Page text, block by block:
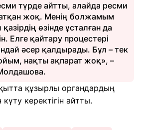
түрде айтты, алайда ресми
жоқ. Менің болжамым
өзінде ұсталған да
Елге қайтару процестері
әсер қалдырады. Бұл – тек
нақты ақпарат жоқ», –
құзырлы органдардың
керектігін айтты.